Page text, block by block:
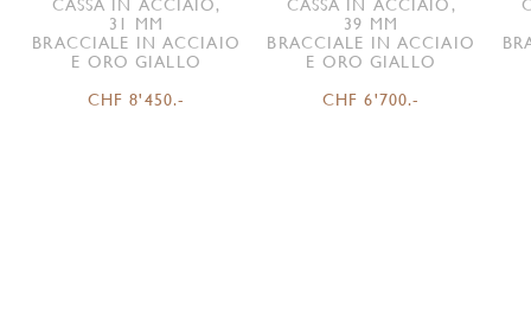
CASSA IN ACCIAIO,
31 MM
BRACCIALE IN ACCIAIO
E ORO GIALLO
CHF 8'450.-
CASSA IN ACCIAIO,
39 MM
BRACCIALE IN ACCIAIO
E ORO GIALLO
CHF 6'700.-